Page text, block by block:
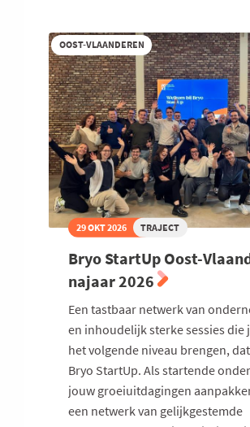
2026
OOST-VLAANDEREN
29 OKT 2026 TRAJECT
Bryo StartUp Oost-
najaar 2026
Een tastbaar netwerk van
en inhoudelijk sterke sessies die
het volgende niveau brengen,
Bryo StartUp. Als startende
jouw groeiuitdagingen
een netwerk van gelijkgestemde